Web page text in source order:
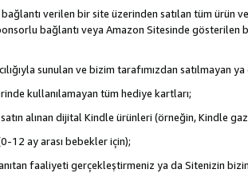
verilen bir site üzerinden satılan tüm ürün
bağlantı veya Amazon Sitesinde gösterilen
sunulan ve bizim tarafımızdan satılmayan
kullanılamayan tüm hediye kartları;
alınan dijital Kindle ürünleri (örneğin, Kindle
12 ay arası bebekler için);
faaliyeti gerçekleştirmeniz ya da Sitenizin